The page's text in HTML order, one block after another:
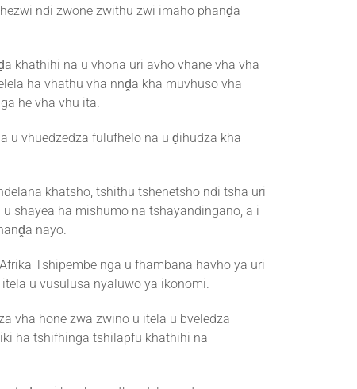
ndi zwone zwithu zwi imaho phanḓa
khathihi na u vhona uri avho vhane vha vha
ha vhathu vha nnḓa kha muvhuso vha
he vha vhu ita.
u vhuedzedza fulufhelo na u ḓihudza kha
khatsho, tshithu tshenetsho ndi tsha uri
shayea ha mishumo na tshayandingano, a i
nayo.
Tshipembe nga u fhambana havho ya uri
u vusulusa nyaluwo ya ikonomi.
vha hone zwa zwino u itela u bveledza
ha tshifhinga tshilapfu khathihi na